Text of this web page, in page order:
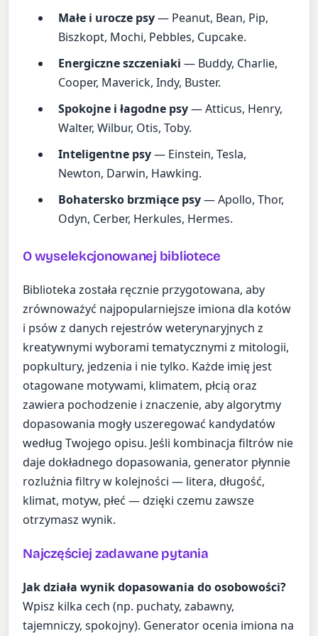
Małe i urocze psy— Peanut, Bean, Pip,
Biszkopt, Mochi, Pebbles, Cupcake.
Energiczne szczeniaki — Buddy, Charlie,
Cooper, Maverick, Indy, Buster.
Spokojne i łagodne psy— Atticus, Henry,
Walter, Wilbur, Otis, Toby.
Inteligentne psy— Einstein, Tesla,
Newton, Darwin, Hawking.
Bohatersko brzmiące psy— Apollo, Thor,
Odyn, Cerber, Herkules, Hermes.
O wyselekcjonowanej bibliotece
Biblioteka została ręcznie przygotowana, aby
zrównoważyć najpopularniejsze imiona dla kotów
i psów z danych rejestrów weterynaryjnych z
kreatywnymi wyborami tematycznymi z mitologii,
popkultury, jedzenia i nie tylko. Każde imię jest
otagowane motywami, klimatem, płcią oraz
zawiera pochodzenie i znaczenie, aby algorytmy
dopasowania mogły uszeregować kandydatów
według Twojego opisu. Jeśli kombinacja filtrów nie
daje dokładnego dopasowania, generator płynnie
rozluźnia filtry w kolejności — litera, długość,
klimat, motyw, płeć — dzięki czemu zawsze
otrzymasz wynik.
Najczęściej zadawane pytania
Jak działa wynik dopasowania do osobowości?
Wpisz kilka cech (np. puchaty, zabawny,
tajemniczy, spokojny). Generator ocenia imiona na